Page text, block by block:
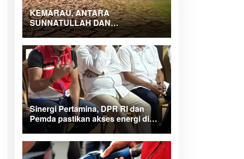
KEMARAU, ANTARA
SUNNATULLAH DAN
MUHASABAH
Sinergi Pertamina, DPR RI dan
Pemda pastikan akses energi di
Teluk Bintuni